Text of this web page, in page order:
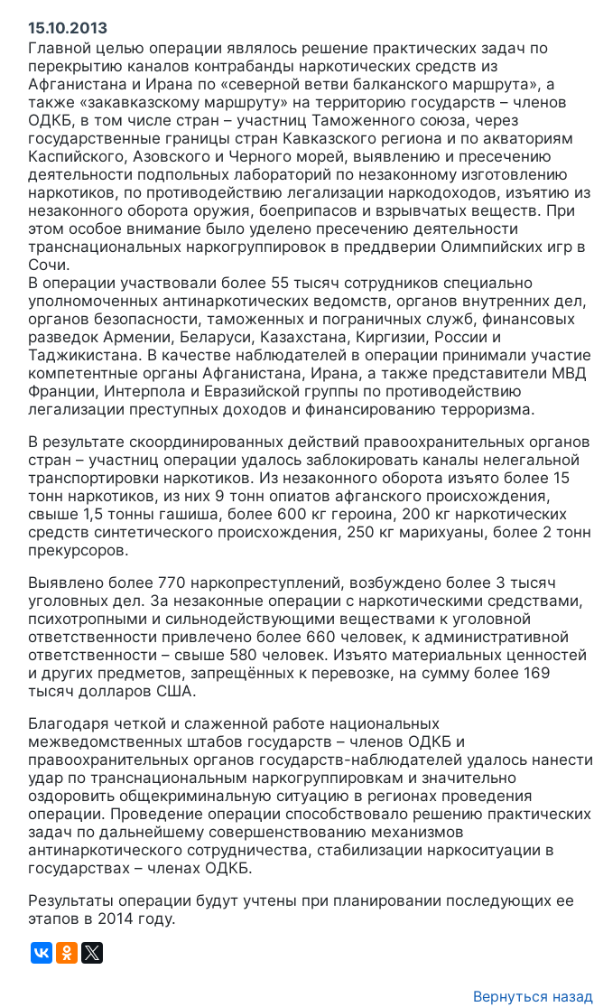
15.10.2013
Главной целью операции являлось решение практических задач по
перекрытию каналов контрабанды наркотических средств из
Афганистана и Ирана по «северной ветви балканского маршрута», а
также «закавказскому маршруту» на территорию государств – членов
ОДКБ, в том числе стран – участниц Таможенного союза, через
государственные границы стран Кавказского региона и по акваториям
Каспийского, Азовского и Черного морей, выявлению и пресечению
деятельности подпольных лабораторий по незаконному изготовлению
наркотиков, по противодействию легализации наркодоходов, изъятию из
незаконного оборота оружия, боеприпасов и взрывчатых веществ. При
этом особое внимание было уделено пресечению деятельности
транснациональных наркогруппировок в преддверии Олимпийских игр в
Сочи.
В операции участвовали более 55 тысяч сотрудников специально
уполномоченных антинаркотических ведомств, органов внутренних дел,
органов безопасности, таможенных и пограничных служб, финансовых
разведок Армении, Беларуси, Казахстана, Киргизии, России и
Таджикистана. В качестве наблюдателей в операции принимали участие
компетентные органы Афганистана, Ирана, а также представители МВД
Франции, Интерпола и Евразийской группы по противодействию
легализации преступных доходов и финансированию терроризма.
В результате скоординированных действий правоохранительных органов
стран – участниц операции удалось заблокировать каналы нелегальной
транспортировки наркотиков. Из незаконного оборота изъято более 15
тонн наркотиков, из них 9 тонн опиатов афганского происхождения,
свыше 1,5 тонны гашиша, более 600 кг героина, 200 кг наркотических
средств синтетического происхождения, 250 кг марихуаны, более 2 тонн
прекурсоров.
Выявлено более 770 наркопреступлений, возбуждено более 3 тысяч
уголовных дел. За незаконные операции с наркотическими средствами,
психотропными и сильнодействующими веществами к уголовной
ответственности привлечено более 660 человек, к административной
ответственности – свыше 580 человек. Изъято материальных ценностей
и других предметов, запрещённых к перевозке, на сумму более 169
тысяч долларов США.
Благодаря четкой и слаженной работе национальных
межведомственных штабов государств – членов ОДКБ и
правоохранительных органов государств-наблюдателей удалось нанести
удар по транснациональным наркогруппировкам и значительно
оздоровить общекриминальную ситуацию в регионах проведения
операции. Проведение операции способствовало решению практических
задач по дальнейшему совершенствованию механизмов
антинаркотического сотрудничества, стабилизации наркоситуации в
государствах – членах ОДКБ.
Результаты операции будут учтены при планировании последующих ее
этапов в 2014 году.
Вернуться назад